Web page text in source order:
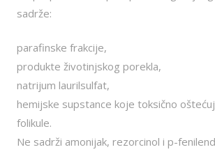
sadrže:
parafinske frakcije,
produkte životinjskog porekla,
natrijum laurilsulfat,
hemijske supstance koje toksično
folikule.
Ne sadrži amonijak, rezorcinol i p-